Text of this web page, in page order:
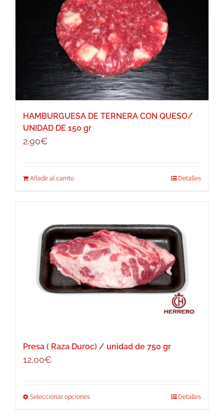
HAMBURGUESA DE TERNERA CON QUESO/
UNIDAD DE 150 gr
2,90€
Añadir al carrito Detalles
Presa ( Raza Duroc) / unidad de 750 gr
12,00€
Seleccionar opcionesEste
Detalles